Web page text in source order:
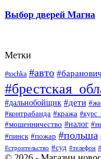
Выбор дверей Магна
Метки
#tochka #авто
#дальнобойщик #дети
#контрабанда #кража
#мошенничество #налог
#пинск #пожар #польша
#строительство #суд #телефон